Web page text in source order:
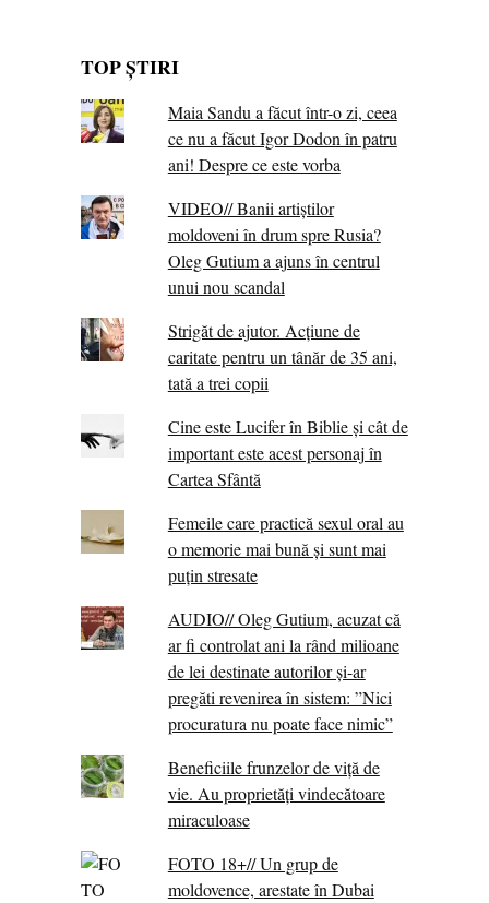
TOP ȘTIRI
Maia Sandu a făcut într-o zi, ceea
ce nu a făcut Igor Dodon în patru
ani! Despre ce este vorba
VIDEO// Banii artiștilor
moldoveni în drum spre Rusia?
Oleg Gutium a ajuns în centrul
unui nou scandal
Strigăt de ajutor. Acțiune de
caritate pentru un tânăr de 35 ani,
tată a trei copii
Cine este Lucifer în Biblie și cât de
important este acest personaj în
Cartea Sfântă
Femeile care practică sexul oral au
o memorie mai bună și sunt mai
puțin stresate
AUDIO// Oleg Gutium, acuzat că
ar fi controlat ani la rând milioane
de lei destinate autorilor și-ar
pregăti revenirea în sistem: ”Nici
procuratura nu poate face nimic”
Beneficiile frunzelor de viță de
vie. Au proprietăţi vindecătoare
miraculoase
FOTO 18+// Un grup de
moldovence, arestate în Dubai